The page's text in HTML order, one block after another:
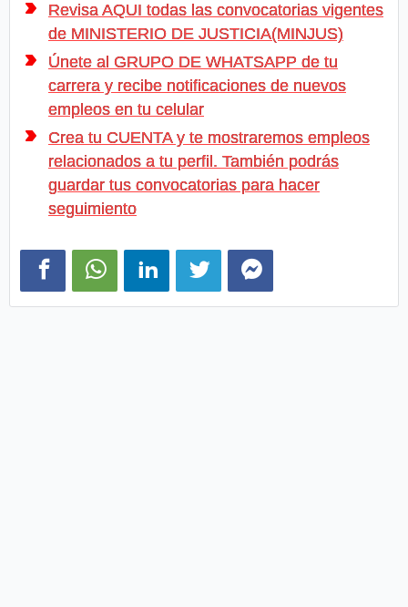
Revisa AQUI todas las convocatorias vigentes
de MINISTERIO DE JUSTICIA(MINJUS)
Únete al GRUPO DE WHATSAPP de tu
carrera y recibe notificaciones de nuevos
empleos en tu celular
Crea tu CUENTA y te mostraremos empleos
relacionados a tu perfil. También podrás
guardar tus convocatorias para hacer
seguimiento